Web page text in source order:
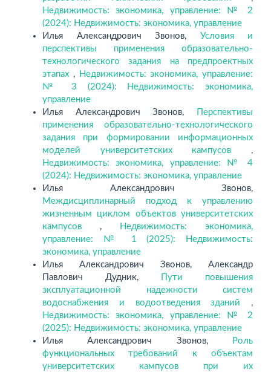
Недвижимость: экономика, управление: № 2
(2024): Недвижимость: экономика, управление
Илья Александрович Звонов, Условия и
перспективы применения образовательно-
технологического задания на предпроектных
этапах , Недвижимость: экономика, управление:
№ 3 (2024): Недвижимость: экономика,
управление
Илья Александрович Звонов,
Перспективы
применения образовательно-технологического
задания при формировании информационных
моделей университетских кампусов ,
Недвижимость: экономика, управление: № 4
(2024): Недвижимость: экономика, управление
Илья Александрович Звонов,
Междисциплинарный подход к управлению
жизненным циклом объектов университетских
кампусов ,
Недвижимость: экономика,
управление: № 1 (2025): Недвижимость:
экономика, управление
Илья Александрович Звонов, Александр
Павлович Дудник,
Пути повышения
эксплуатационной надежности систем
водоснабжения и водоотведения зданий ,
Недвижимость: экономика, управление: № 2
(2025): Недвижимость: экономика, управление
Илья Александрович Звонов,
Роль
функциональных требований к объектам
университетских кампусов при их